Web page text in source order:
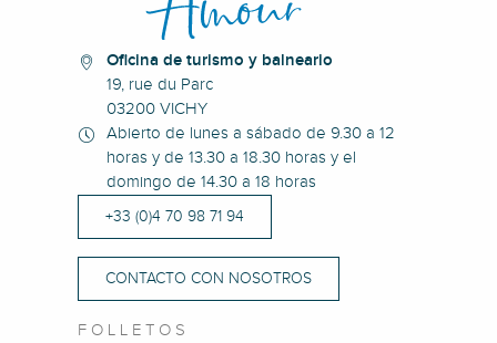
Oficina de turismo y balneario
19, rue du Parc
03200 VICHY
Abierto de lunes a sábado de 9.30 a 12
horas y de 13.30 a 18.30 horas y el
domingo de 14.30 a 18 horas
+33 (0)4 70 98 71 94
CONTACTO CON NOSOTROS
FOLLETOS